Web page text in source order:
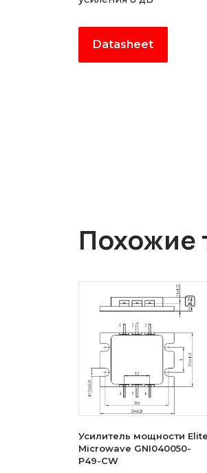
Datasheet
Похожие
Усилитель мощности Elite
Microwave GNI040050-
P49-CW